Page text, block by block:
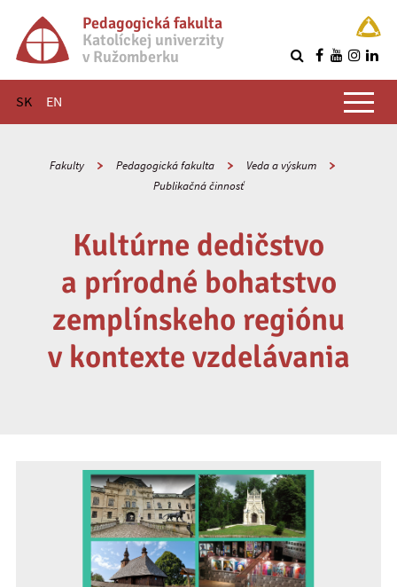
Pedagogická fakulta
Katolíckej univerzity
v Ružomberku
SK EN
Hlavné menu
Fakulty Pedagogická fakulta
Veda a výskum
Publikačná činnosť
Kultúrne dedičstvo
a prírodné bohatstvo
zemplínskeho regiónu
v kontexte vzdelávania